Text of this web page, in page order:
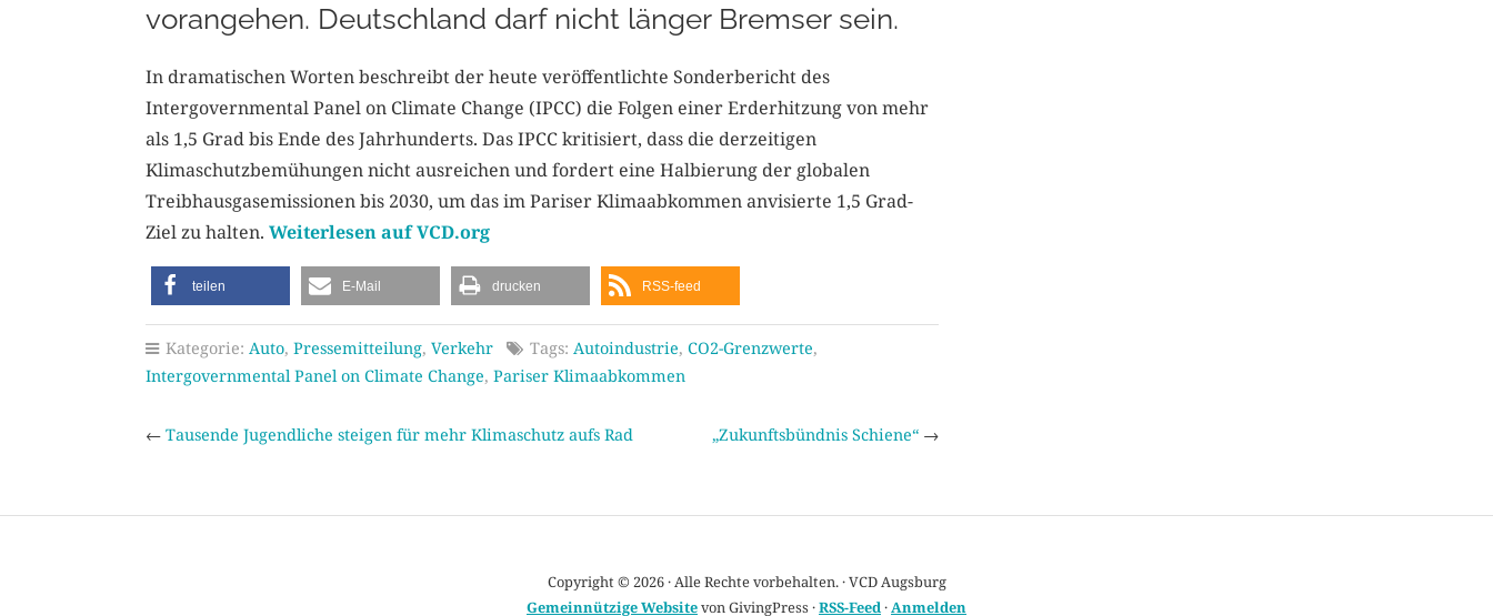
vorangehen. Deutschland darf nicht länger Bremser sein.
In dramatischen Worten beschreibt der heute veröffentlichte Sonderbericht des
Intergovernmental Panel on Climate Change (IPCC) die Folgen einer Erderhitzung von mehr
als 1,5 Grad bis Ende des Jahrhunderts. Das IPCC kritisiert, dass die derzeitigen
Klimaschutzbemühungen nicht ausreichen und fordert eine Halbierung der globalen
Treibhausgasemissionen bis 2030, um das imPariser Klimaabkommen anvisierte 1,5 Grad-
Ziel zu halten. Weiterlesen auf VCD.org
teilen E-Mail drucken RSS-feed
Kategorie: Auto, Pressemitteilung, Verkehr Tags: Autoindustrie, CO2-Grenzwerte,
Intergovernmental Panel on Climate Change, Pariser Klimaabkommen
← Tausende Jugendliche steigen für mehr Klimaschutz aufs Rad „Zukunftsbündnis Schiene“→
Copyright © 2026 · Alle Rechte vorbehalten. · VCD Augsburg
Gemeinnützige Websitevon GivingPress ·RSS-Feed · Anmelden